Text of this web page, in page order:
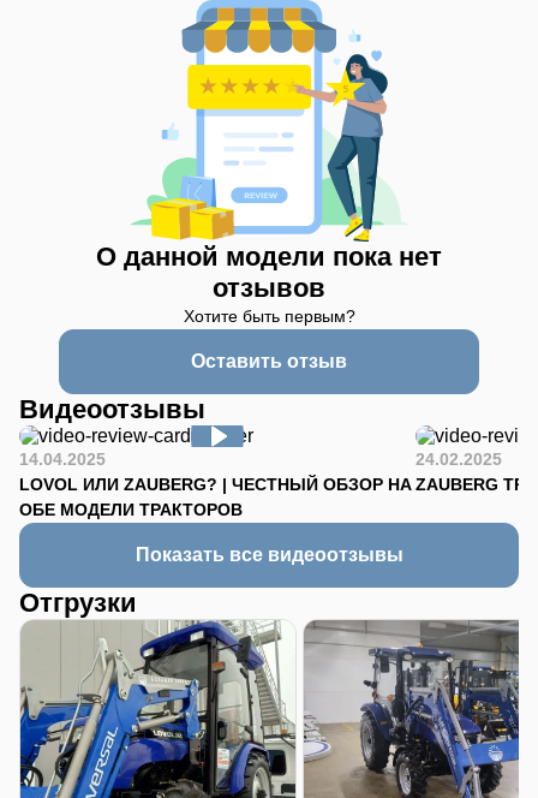
О данной модели пока нет
отзывов
Хотите быть первым?
Оставить отзыв
Видеоотзывы
14.04.2025
LOVOL ИЛИ ZAUBERG? | ЧЕСТНЫЙ ОБЗОР НА
ОБЕ МОДЕЛИ ТРАКТОРОВ
24.02.2025
ZAUBERG
Показать все видеоотзывы
Отгрузки